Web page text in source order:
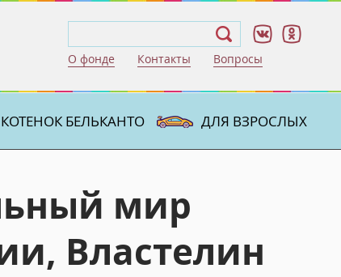
О фонде Контакты Вопросы
КОТЕНОК БЕЛЬКАНТО ДЛЯ ВЗРОСЛЫХ
мир
Властелин